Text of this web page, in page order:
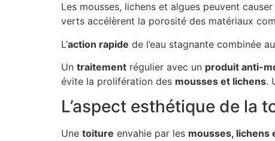
Les mousses, lichens et algues peuvent
verts accélèrent la porosité des matériaux
L’action rapide de l’eau stagnante combinée
Un traitement régulier avec un produit anti-
évite la prolifération des mousses et lichens.
L’aspect esthétique de la
Une toiture envahie par les mousses, lichens